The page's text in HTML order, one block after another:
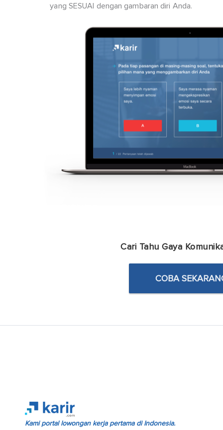
yang SESUAI dengan gambaran diri Anda.
Cari Tahu Gaya
COBA
Kami portal lowongan kerja pertama di Indonesia.